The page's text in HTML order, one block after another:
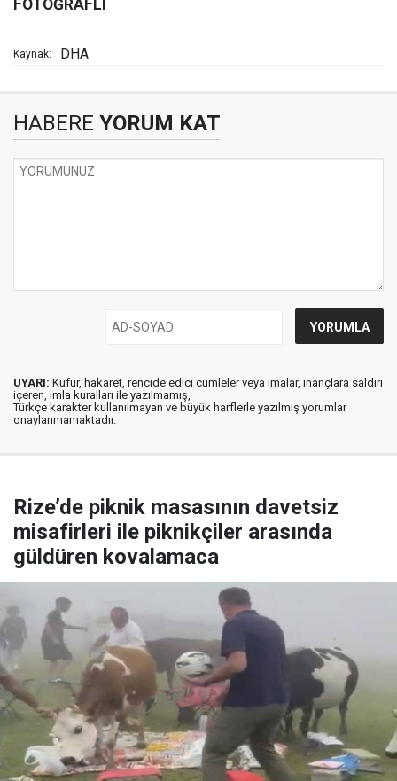
FOTOĞRAFLI
Kaynak: DHA
HABERE YORUM KAT
UYARI: Küfür, hakaret, rencide edici cümleler veya imalar, inançlara saldırı
içeren, imla kuralları ile yazılmamış,
Türkçe karakter kullanılmayan ve büyük harflerle yazılmış yorumlar
onaylanmamaktadır.
Rize’de piknik masasının davetsiz
misafirleri ile piknikçiler arasında
güldüren kovalamaca